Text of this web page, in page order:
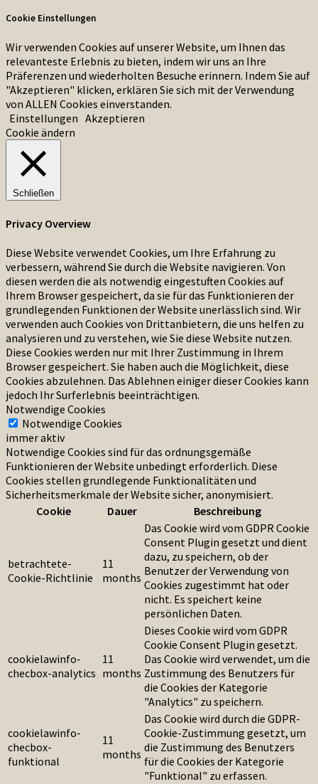
Cookie Einstellungen
Wir verwenden Cookies auf unserer Website, um Ihnen das
relevanteste Erlebnis zu bieten, indem wir uns an Ihre
Präferenzen und wiederholten Besuche erinnern. Indem Sie auf
"Akzeptieren" klicken, erklären Sie sich mit der Verwendung
von ALLEN Cookies einverstanden.
Einstellungen Akzeptieren
Cookie ändern
Schließen
Privacy Overview
Diese Website verwendet Cookies, um Ihre Erfahrung zu
verbessern, während Sie durch die Website navigieren. Von
diesen werden die als notwendig eingestuften Cookies auf
Ihrem Browser gespeichert, da sie für das Funktionieren der
grundlegenden Funktionen der Website unerlässlich sind. Wir
verwenden auch Cookies von Drittanbietern, die uns helfen zu
analysieren und zu verstehen, wie Sie diese Website nutzen.
Diese Cookies werden nur mit Ihrer Zustimmung in Ihrem
Browser gespeichert. Sie haben auch die Möglichkeit, diese
Cookies abzulehnen. Das Ablehnen einiger dieser Cookies kann
jedoch Ihr Surferlebnis beeinträchtigen.
Notwendige Cookies
Notwendige Cookies
immer aktiv
Notwendige Cookies sind für das ordnungsgemäße
Funktionieren der Website unbedingt erforderlich. Diese
Cookies stellen grundlegende Funktionalitäten und
Sicherheitsmerkmale der Website sicher, anonymisiert.
Cookie
Dauer Beschreibung
betrachtete-
Cookie-Richtlinie
11
months
Das Cookie wird vom GDPR Cookie
Consent Plugin gesetzt und dient
dazu, zu speichern, ob der
Benutzer der Verwendung von
Cookies zugestimmt hat oder
nicht. Es speichert keine
persönlichen Daten.
cookielawinfo-
checbox-analytics
11
months
Dieses Cookie wird vom GDPR
Cookie Consent Plugin gesetzt.
Das Cookie wird verwendet, um die
Zustimmung des Benutzers für
die Cookies der Kategorie
"Analytics" zu speichern.
cookielawinfo-
checbox-
funktional
11
months
Das Cookie wird durch die GDPR-
Cookie-Zustimmung gesetzt, um
die Zustimmung des Benutzers
für die Cookies der Kategorie
"Funktional" zu erfassen.